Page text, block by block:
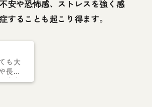
安や恐怖感、ストレスを強く感
することも起こり得ます。
も大
長時
注意